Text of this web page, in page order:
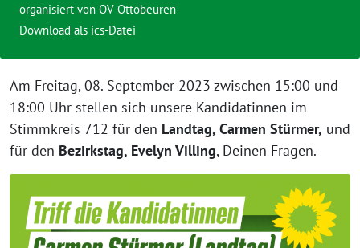
Am Freitag, 08. September 2023 zwischen 15:00 und
18:00 Uhr stellen sich unsere Kandidatinnen im
Stimmkreis 712 für den Landtag, Carmen Stürmer, und
für den Bezirkstag, Evelyn Villing, Deinen Fragen.
organisiert von OV Ottobeuren
Download als ics-Datei